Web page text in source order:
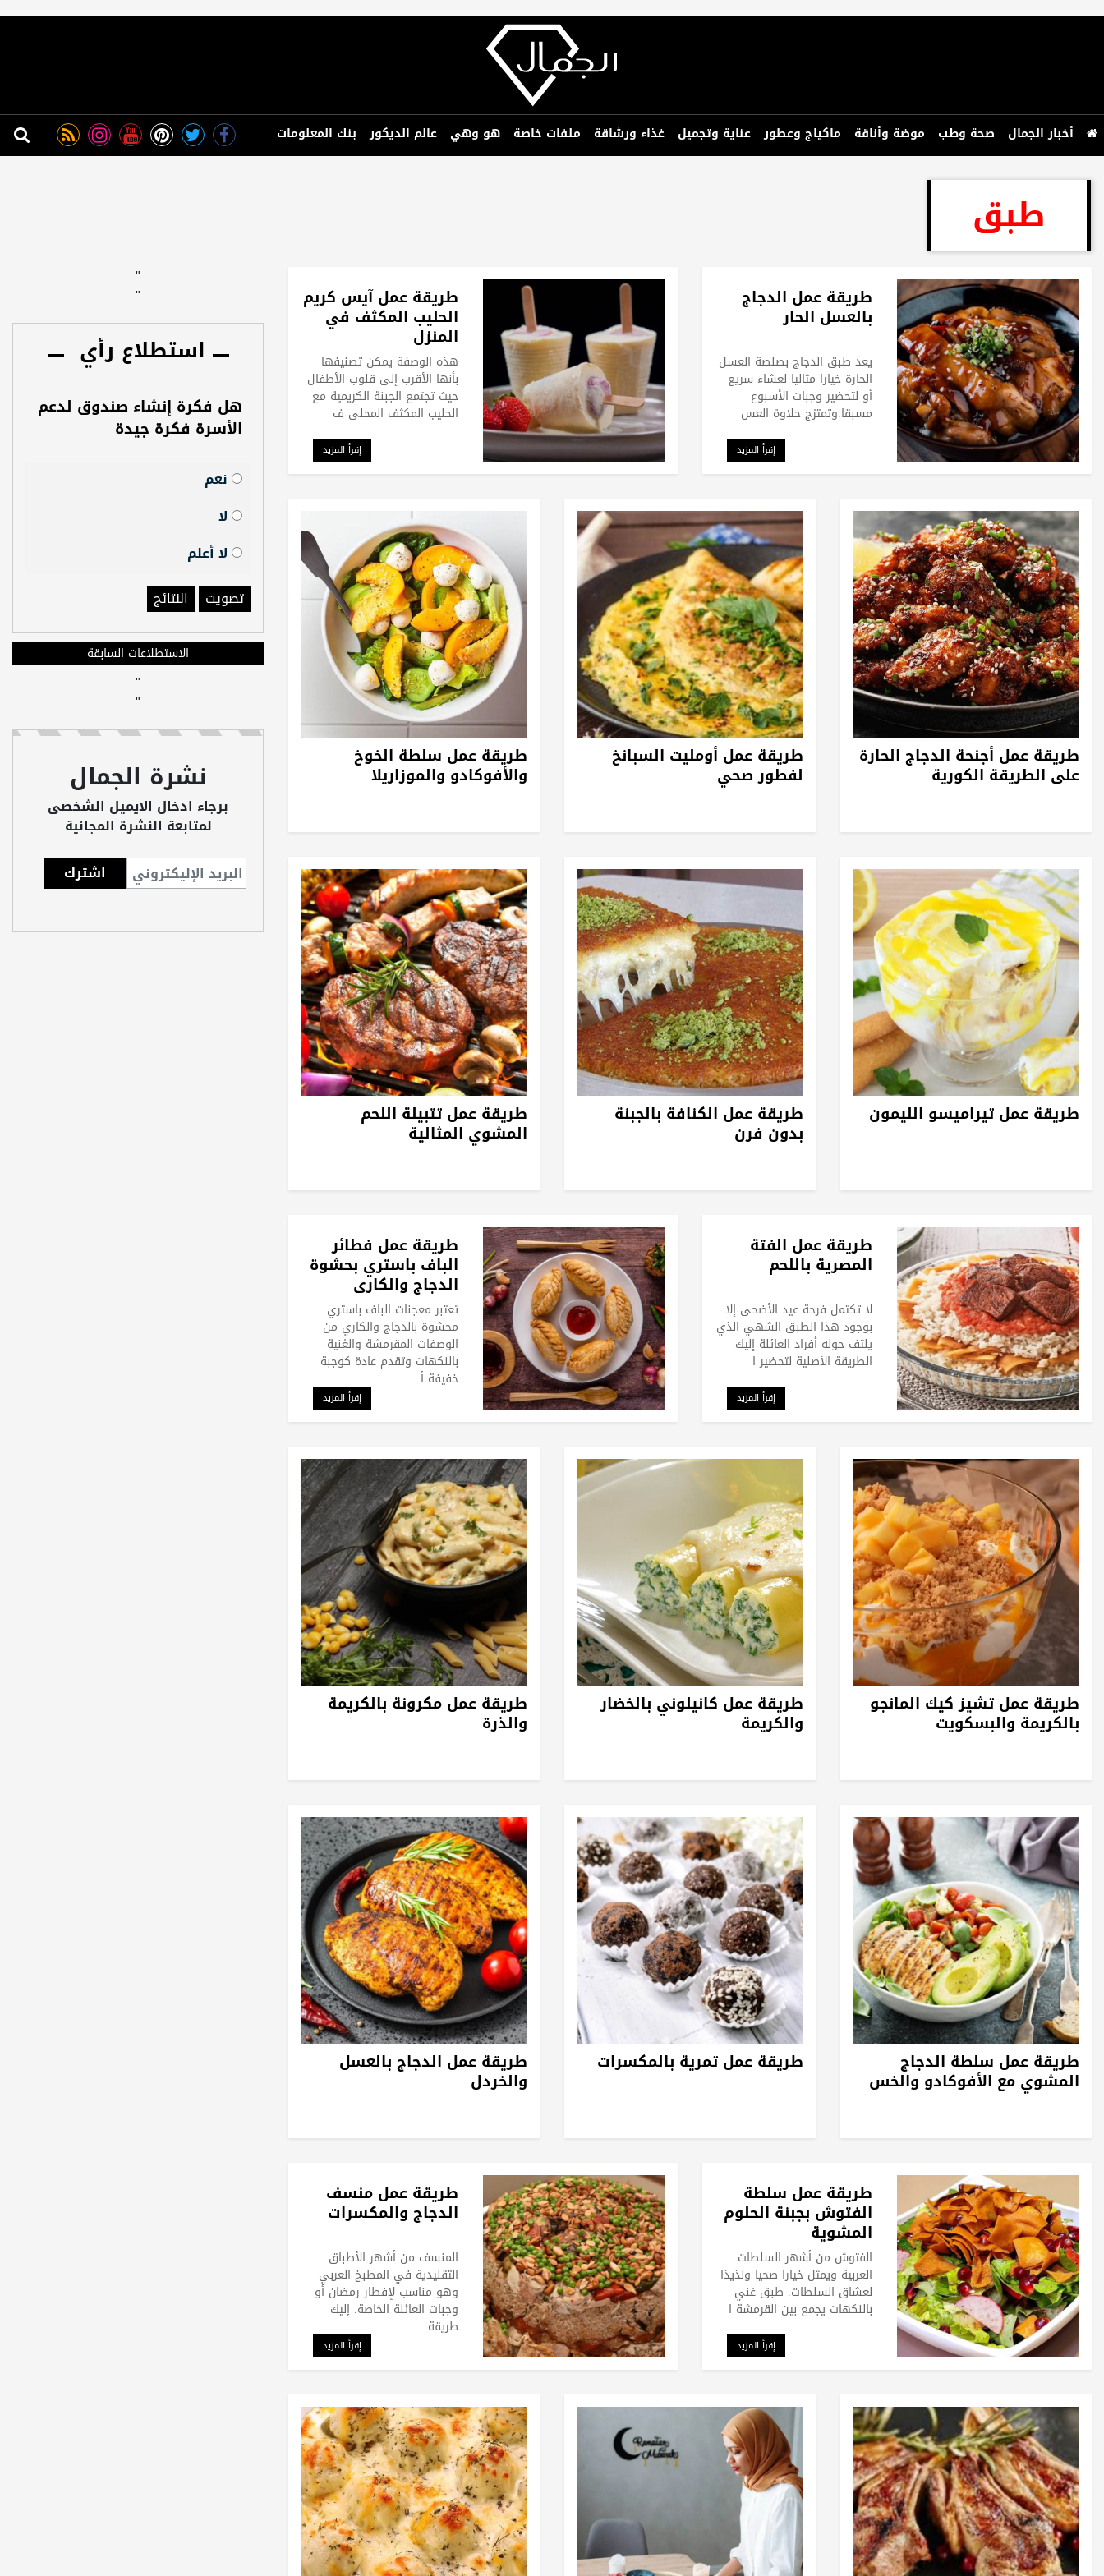
أخبار الجمال صحة وطب موضة وأناقة ماكياج وعطور عناية وتجميل غذاء ورشاقة ملفات خاصة هو وهي عالم الديكور بنك المعلومات
طبق
طريقة عمل الدجاج
بالعسل الحار
يعد طبق الدجاج بصلصة العسل
الحارة خيارا مثاليا لعشاء سريع
أو لتحضير وجبات الأسبوع
مسبقا.وتمتزج حلاوة العس
إقرأ المزيد
طريقة عمل آيس كريم
الحليب المكثف في
المنزل
هذه الوصفة يمكن تصنيفها
بأنها الأقرب إلى قلوب الأطفال
حيث تجتمع الجبنة الكريمية مع
الحليب المكثف المحلى ف
إقرأ المزيد
طريقة عمل أجنحة الدجاج الحارة
على الطريقة الكورية
طريقة عمل أومليت السبانخ
لفطور صحي
طريقة عمل سلطة الخوخ
والأفوكادو والموزاريلا
طريقة عمل تيراميسو الليمون طريقة عمل الكنافة بالجبنة
بدون فرن
طريقة عمل تتبيلة اللحم
المشوي المثالية
طريقة عمل الفتة
المصرية باللحم
لا تكتمل فرحة عيد الأضحى إلا
بوجود هذا الطبق الشهي الذي
يلتف حوله أفراد العائلة إليك
الطريقة الأصلية لتحضير ا
إقرأ المزيد
طريقة عمل فطائر
الباف باستري بحشوة
الدجاج والكاري
تعتبر معجنات الباف باستري
محشوة بالدجاج والكاري من
الوصفات المقرمشة والغنية
بالنكهات وتقدم عادة كوجبة
خفيفة أ
إقرأ المزيد
طريقة عمل تشيز كيك المانجو
بالكريمة والبسكويت
طريقة عمل كانيلوني بالخضار
والكريمة
طريقة عمل مكرونة بالكريمة
والذرة
طريقة عمل سلطة الدجاج
المشوي مع الأفوكادو والخس
طريقة عمل تمرية بالمكسرات طريقة عمل الدجاج بالعسل
والخردل
طريقة عمل سلطة
الفتوش بجبنة الحلوم
المشوية
الفتوش من أشهر السلطات
العربية ويمثل خيارا صحيا ولذيذا
لعشاق السلطات. طبق غني
بالنكهات يجمع بين القرمشة ا
إقرأ المزيد
طريقة عمل منسف
الدجاج والمكسرات
المنسف من أشهر الأطباق
التقليدية في المطبخ العربي
وهو مناسب لإفطار رمضان أو
وجبات العائلة الخاصة. إليك
طريقة
إقرأ المزيد
"
"
استطلاع رأي
هل فكرة إنشاء صندوق لدعم
الأسرة فكرة جيدة
نعم
لا
لا أعلم
تصويت
النتائج
الاستطلاعات السابقة
"
"
نشرة الجمال
برجاء ادخال الايميل الشخصى
لمتابعة النشرة المجانية